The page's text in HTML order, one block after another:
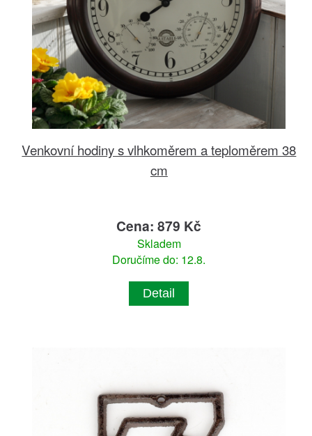
Venkovní hodiny s vlhkoměrem a teploměrem 38
cm
Cena: 879 Kč
Skladem
Doručíme do: 12.8.
Detail